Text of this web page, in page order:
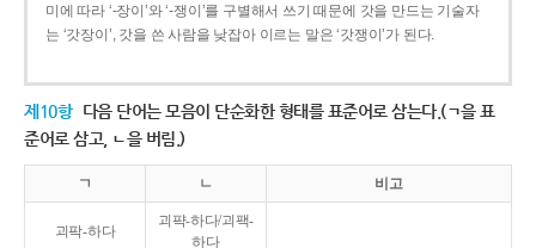
미에 따라 ‘-장이’와 ‘-쟁이’를 구별해서 쓰기 때문에 갓을 만드는 기술자
는 ‘갓장이’, 갓을 쓴 사람을 낮잡아 이르는 말은 ‘갓쟁이’가 된다.
제10항 다음 단어는 모음이 단순화한 형태를 표준어로 삼는다.(ㄱ을 표
준어로 삼고, ㄴ을 버림.)
ㄱ ㄴ 비고
괴팍-하다
괴퍅-하다/괴팩-
하다